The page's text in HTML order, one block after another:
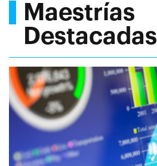
Maestrías
Destacadas